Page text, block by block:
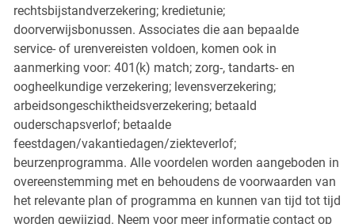
rechtsbijstandverzekering; kredietunie;
doorverwijsbonussen. Associates die aan bepaalde
service- of urenvereisten voldoen, komen ook in
aanmerking voor: 401(k) match; zorg-, tandarts- en
oogheelkundige verzekering; levensverzekering;
arbeidsongeschiktheidsverzekering; betaald
ouderschapsverlof; betaalde
feestdagen/vakantiedagen/ziekteverlof;
beurzenprogramma. Alle voordelen worden aangeboden in
overeenstemming met en behoudens de voorwaarden van
het relevante plan of programma en kunnen van tijd tot tijd
worden gewijzigd. Neem voor meer informatie contact op